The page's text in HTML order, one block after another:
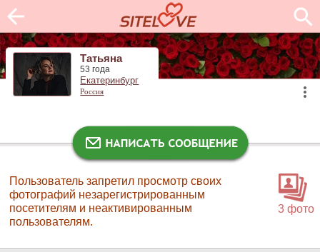
Татьяна
53 года
Екатеринбург
Россия
3 фото
Пользователь запретил просмотр своих
фотографий незарегистрированным
посетителям и неактивированным
пользователям.